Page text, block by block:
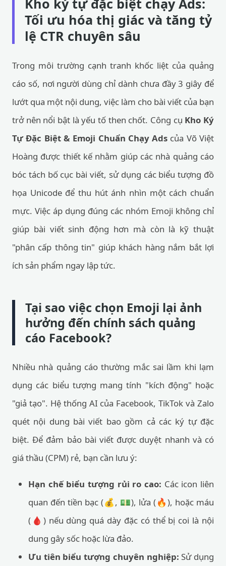
Kho ký tự đặc biệt chạy Ads:
Tối ưu hóa thị giác và tăng tỷ
lệ CTR chuyên sâu
Trong môi trường cạnh tranh khốc liệt của quảng
cáo số, nơi người dùng chỉ dành chưa đầy 3 giây để
lướt qua một nội dung, việc làm cho bài viết của bạn
trở nên nổi bật là yếu tố then chốt. Công cụ Kho Ký
Tự Đặc Biệt & Emoji Chuẩn Chạy Ads của Võ Việt
Hoàng được thiết kế nhằm giúp các nhà quảng cáo
bóc tách bố cục bài viết, sử dụng các biểu tượng đồ
họa Unicode để thu hút ánh nhìn một cách chuẩn
mực. Việc áp dụng đúng các nhóm Emoji không chỉ
giúp bài viết sinh động hơn mà còn là kỹ thuật
"phân cấp thông tin" giúp khách hàng nắm bắt lợi
ích sản phẩm ngay lập tức.
Tại sao việc chọn Emoji lại ảnh
hưởng đến chính sách quảng
cáo Facebook?
Nhiều nhà quảng cáo thường mắc sai lầm khi lạm
dụng các biểu tượng mang tính "kích động" hoặc
"giả tạo". Hệ thống AI của Facebook, TikTok và Zalo
quét nội dung bài viết bao gồm cả các ký tự đặc
biệt. Để đảm bảo bài viết được duyệt nhanh và có
giá thầu (CPM) rẻ, bạn cần lưu ý:
Hạn chế biểu tượng rủi ro cao: Các icon liên
quan đến tiền bạc (💰, 💵), lửa (🔥), hoặc máu
(🩸) nếu dùng quá dày đặc có thể bị coi là nội
dung gây sốc hoặc lừa đảo.
Ưu tiên biểu tượng chuyên nghiệp: Sử dụng